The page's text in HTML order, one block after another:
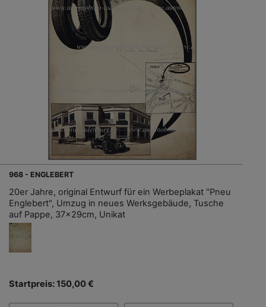
968 - ENGLEBERT
20er Jahre, original Entwurf für ein Werbeplakat "Pneu
Englebert", Umzug in neues Werksgebäude, Tusche
auf Pappe, 37x29cm, Unikat
Startpreis: 150,00 €